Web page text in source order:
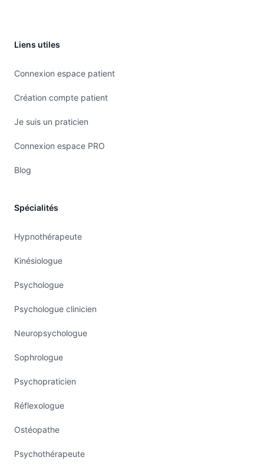
Liens utiles
Connexion espace patient
Création compte patient
Je suis un praticien
Connexion espace PRO
Blog
Spécialités
Hypnothérapeute
Kinésiologue
Psychologue
Psychologue clinicien
Neuropsychologue
Sophrologue
Psychopraticien
Réflexologue
Ostéopathe
Psychothérapeute